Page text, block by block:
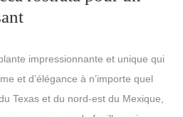
impressionnante et unique qui
et d’élégance à n’importe quel
Texas et du nord-est du Mexique,